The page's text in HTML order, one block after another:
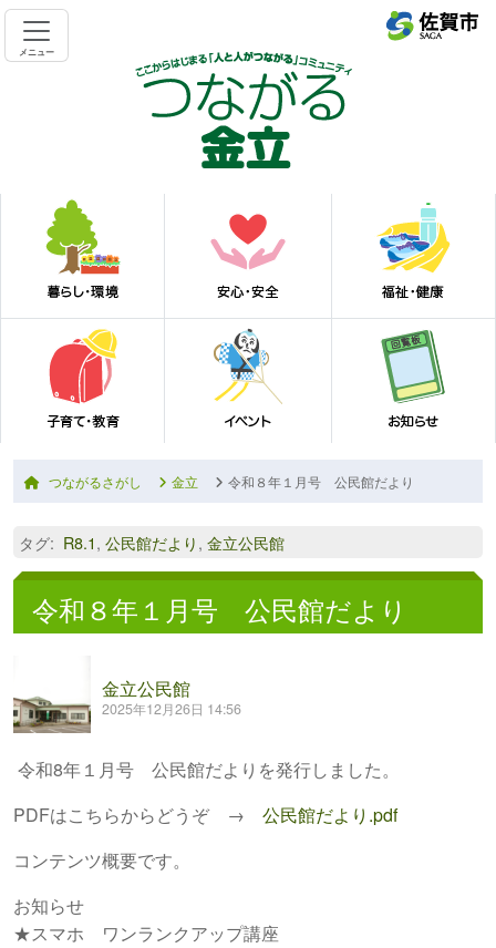
メニュー
つながるさがし 金立 令和８年１月号 公民館だより
タグ: R8.1, 公民館だより, 金立公民館
令和８年１月号 公民館だより
金立公民館
2025年12月26日 14:56
令和8年１月号 公民館だよりを発行しました。
PDFはこちらからどうぞ → 公民館だより.pdf
コンテンツ概要です。
お知らせ
★スマホ ワンランクアップ講座